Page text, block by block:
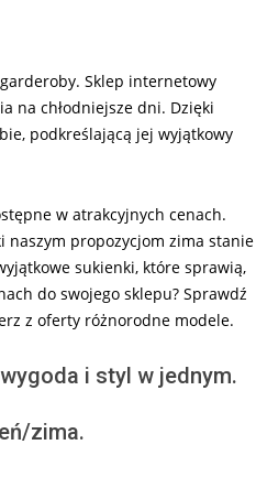
Sklep internetowy
na chłodniejsze dni. Dzięki
podkreślającą jej wyjątkowy
w atrakcyjnych cenach.
naszym propozycjom zima stanie
sukienki, które sprawią,
do swojego sklepu? Sprawdź
z oferty różnorodne modele.
i styl w jednym.
zima.